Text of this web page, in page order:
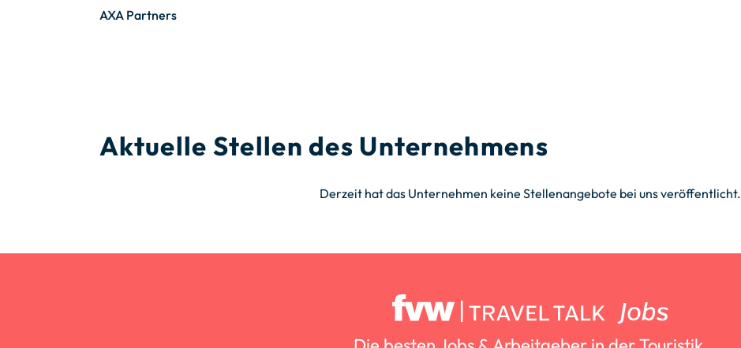
AXA Partners
Aktuelle Stellen des Unternehmens
Derzeit hat das Unternehmen keine Stellenangebote bei uns veröffentlicht.